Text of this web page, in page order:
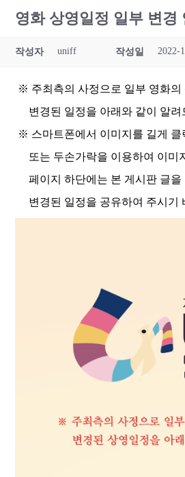
영화 상영일정 일부 변경
작성자 uniff 작성일 2022-
※ 주최측의 사정으로 일부 영화
변경된 일정을 아래와 같이 알려
※ 스마트폰에서 이미지를 길게 클
또는 두손가락을 이용하여 이미
페이지 하단에는 본 게시판 글을
변경된 일정을 공유하여 주시기